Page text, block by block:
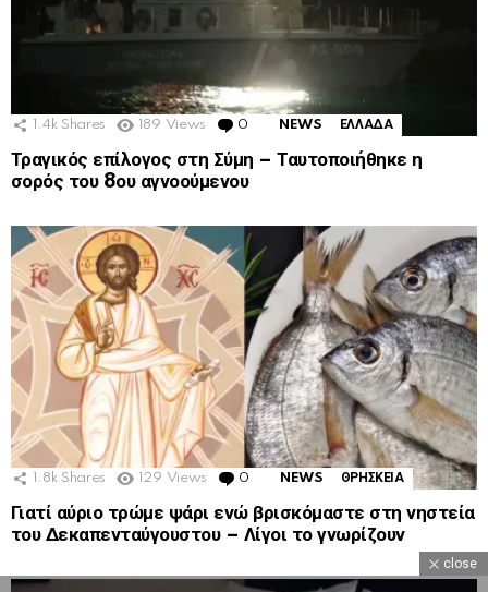
1.4k Shares 189 Views 0 Comments
NEWS ΕΛΛΑΔΑ
Τραγικός επίλογος στη Σύμη – Ταυτοποιήθηκε η
σορός του 8ου αγνοούμενου
1.8k Shares 129 Views 0 Comments
NEWS ΘΡΗΣΚΕΙΑ
Γιατί αύριο τρώμε ψάρι ενώ βρισκόμαστε στη νηστεία
του Δεκαπενταύγουστου – Λίγοι το γνωρίζουν
close